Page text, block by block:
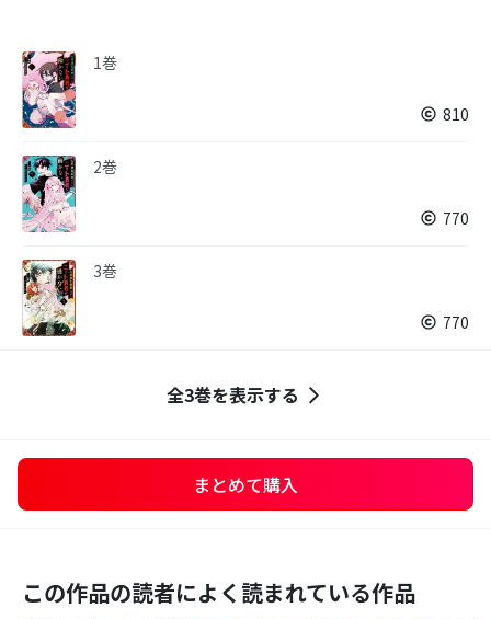
1巻
810
2巻
770
3巻
770
全3巻を表示する
まとめて購入
この作品の読者によく読まれている作品